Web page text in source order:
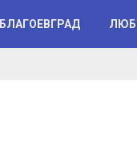
БЛАГОЕВГРАД